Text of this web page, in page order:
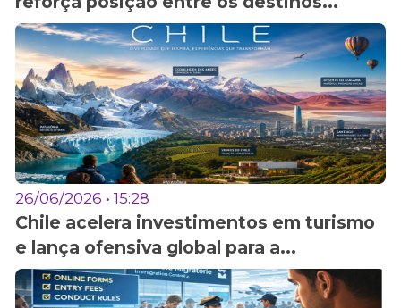
26/06/2026 • 15:28
Chile acelera investimentos em turismo
e lança ofensiva global para a...